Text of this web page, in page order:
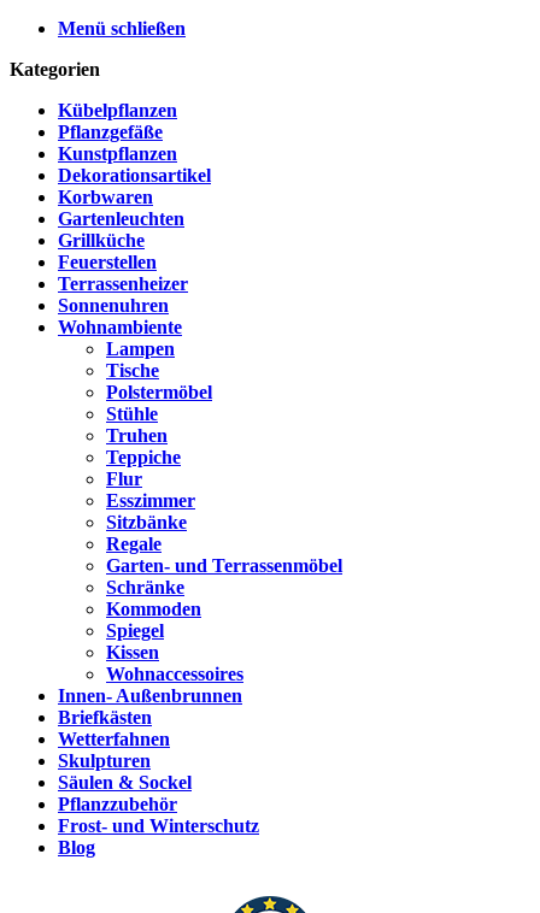
Menü schließen
Kategorien
Kübelpflanzen
Pflanzgefäße
Kunstpflanzen
Dekorationsartikel
Korbwaren
Gartenleuchten
Grillküche
Feuerstellen
Terrassenheizer
Sonnenuhren
Wohnambiente
Lampen
Tische
Polstermöbel
Stühle
Truhen
Teppiche
Flur
Esszimmer
Sitzbänke
Regale
Garten- und Terrassenmöbel
Schränke
Kommoden
Spiegel
Kissen
Wohnaccessoires
Innen- Außenbrunnen
Briefkästen
Wetterfahnen
Skulpturen
Säulen & Sockel
Pflanzzubehör
Frost- und Winterschutz
Blog